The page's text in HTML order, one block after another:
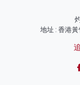
地址 : 香港